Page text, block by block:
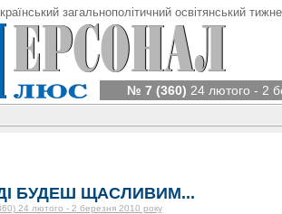
загальнополітичний освітянський
№ 7 (360) 24 лютого - 2
БУДЕШ ЩАСЛИВИМ...
24 лютого - 2 березня 2010 року